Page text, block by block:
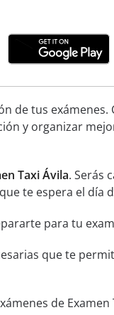
de tus
y organizar
Taxi Ávila. Serás
te espera el día
para tu
que te
de